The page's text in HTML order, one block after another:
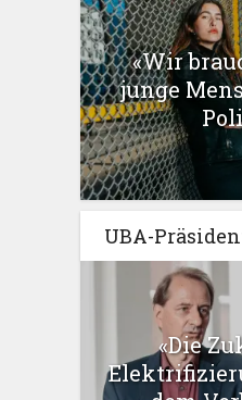
«Wir
junge
UBA-
«Die